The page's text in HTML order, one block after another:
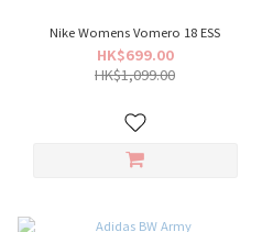
Nike Womens Vomero 18 ESS
HK$699.00
HK$1,099.00